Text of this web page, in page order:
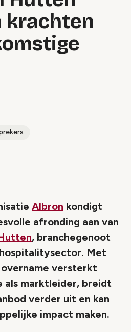
krachten
Albron kondigt
afronding aan van
, branchegenoot
Met
versterkt
als marktleider, breidt
verder uit en kan
impact maken.